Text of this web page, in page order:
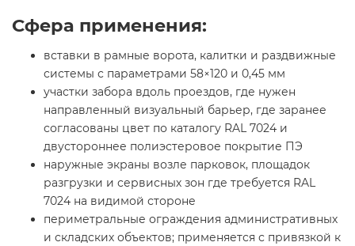
Сфера применения:
вставки в рамные ворота, калитки и раздвижные
системы с параметрами 58×120 и 0,45 мм
участки забора вдоль проездов, где нужен
направленный визуальный барьер, где заранее
согласованы цвет по каталогу RAL 7024 и
двустороннее полиэстеровое покрытие ПЭ
наружные экраны возле парковок, площадок
разгрузки и сервисных зон где требуется RAL
7024 на видимой стороне
периметральные ограждения административных
и складских объектов; применяется с привязкой к